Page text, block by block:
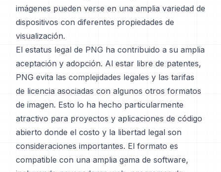
imágenes pueden verse en una amplia variedad de
dispositivos con diferentes propiedades de
visualización.
El estatus legal de PNG ha contribuido a su amplia
aceptación y adopción. Al estar libre de patentes,
PNG evita las complejidades legales y las tarifas
de licencia asociadas con algunos otros formatos
de imagen. Esto lo ha hecho particularmente
atractivo para proyectos y aplicaciones de código
abierto donde el costo y la libertad legal son
consideraciones importantes. El formato es
compatible con una amplia gama de software,